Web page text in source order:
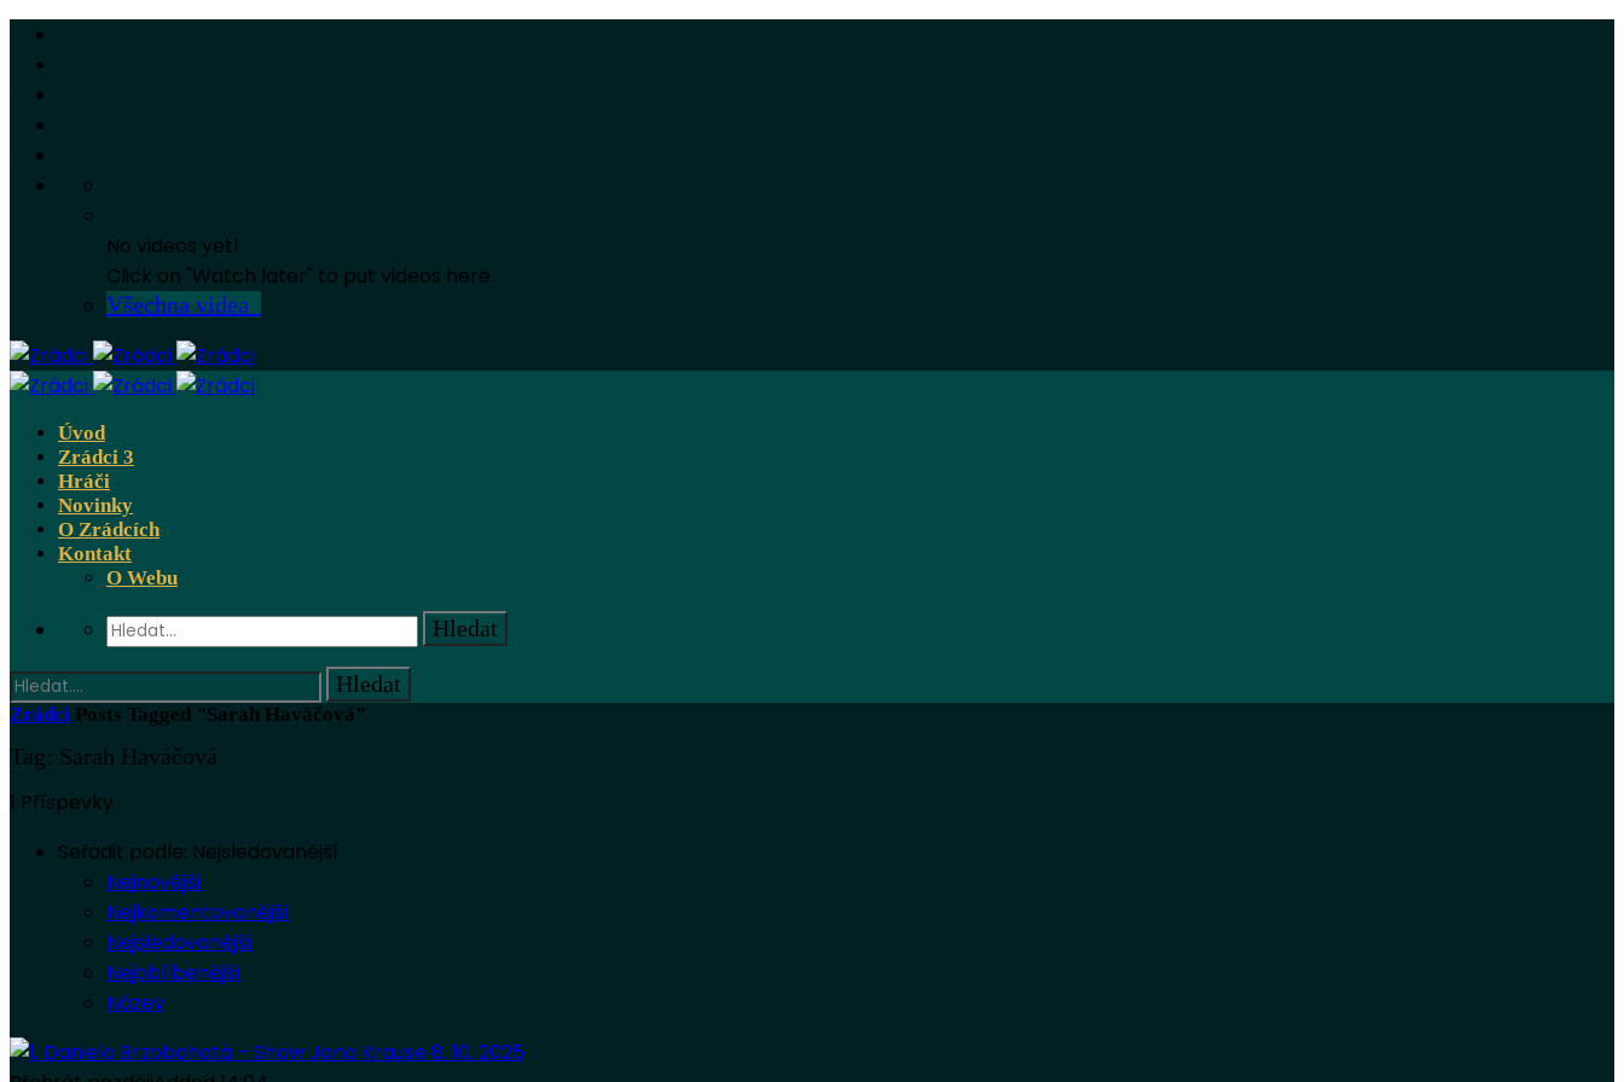
No videos yet!
Click on "Watch later" to put videos here
Všechna videa
Úvod
Zrádci 3
Hráči
Novinky
O Zrádcích
Kontakt
O Webu
Zrádci Posts Tagged "Sarah Haváčová"
Tag: Sarah Haváčová
1 Příspevky
Seřadit podle: Nejsledovanější
Nejnovější
Nejkomentovanější
Nejsledovanější
Nejoblíbenější
Název